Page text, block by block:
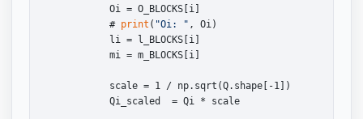
            Oi = O_BLOCKS[i]
            #
print ( "Oi: " , Oi)
            li = l_BLOCKS[i]
            mi = m_BLOCKS[i]
            scale = 1 / np.sqrt(Q.shape[-1])
            Qi_scaled  = Qi * scale